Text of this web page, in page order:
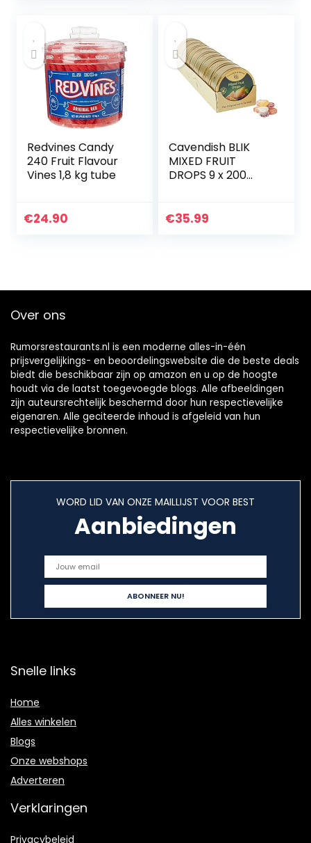
Redvines Candy
240 Fruit Flavour
Vines 1,8 kg tube
€24.90
Cavendish BLIK
MIXED FRUIT
DROPS 9 x 200
€35.99
Over ons
Rumorsrestaurants.nl is een moderne alles-in-één
prijsvergelijkings- en beoordelingswebsite die de beste deals
biedt die beschikbaar zijn op amazon en u op de hoogte
houdt via de laatst toegevoegde blogs. Alle afbeeldingen
zijn auteursrechtelijk beschermd door hun respectievelijke
eigenaren. Alle geciteerde inhoud is afgeleid van hun
respectievelijke bronnen.
WORD LID VAN ONZE MAILLIJST VOOR BEST
Aanbiedingen
Snelle links
Home
Alles winkelen
Blogs
Onze webshops
Adverteren
Verklaringen
Privacybeleid